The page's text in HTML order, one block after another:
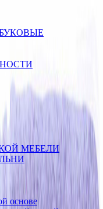
МЕБЕЛИ
основе